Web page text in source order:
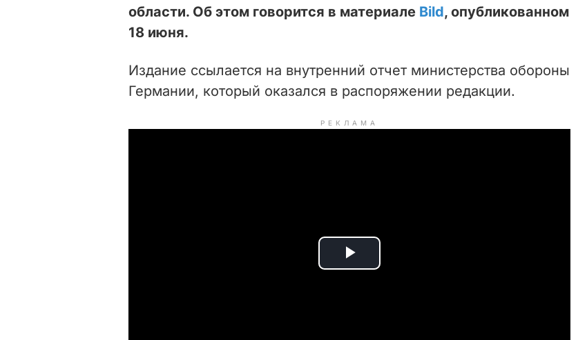
области. Об этом говорится в материале Bild, опубликованном
18 июня.
Издание ссылается на внутренний отчет министерства обороны
Германии, который оказался в распоряжении редакции.
РЕКЛАМА
P